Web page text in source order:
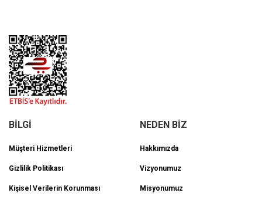
BİLGİ
Müşteri Hizmetleri
Gizlilik Politikası
Kişisel Verilerin Korunması
NEDEN BİZ
Hakkımızda
Vizyonumuz
Misyonumuz